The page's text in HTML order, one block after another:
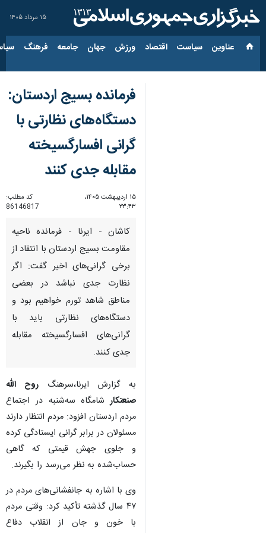
۱۵ مرداد ۱۴۰۵
عناوین‌ سیاست اقتصاد ورزش جهان جامعه فرهنگ
فرمانده بسیج اردستان:
دستگاه‌های نظارتی با
گرانی‌ افسارگسیخته
مقابله جدی کنند
۱۵ اردیبهشت ۱۴۰۵،
۲۳:۴۳
کد مطلب:
86146817
کاشان - ایرنا - فرمانده ناحیه
مقاومت بسیج اردستان با انتقاد از
برخی گرانی‌های اخیر گفت: اگر
نظارت جدی نباشد در بعضی
مناطق شاهد تورم خواهیم بود و
دستگاه‌های نظارتی باید با
گرانی‌های افسارگسیخته مقابله
جدی کنند.
به گزارش ایرنا،سرهنگ روح الله
صنعتکار شامگاه سه‌شنبه در اجتماع
مردم اردستان افزود: مردم انتظار دارند
مسئولان در برابر گرانی‌ ایستادگی کرده
و جلوی جهش قیمتی که گاهی
حساب‌شده به نظر می‌رسد را بگیرند.
وی با اشاره به جانفشانی‌های مردم در
۴۷ سال گذشته تأکید کرد: وقتی مردم
با خون و جان از انقلاب دفاع